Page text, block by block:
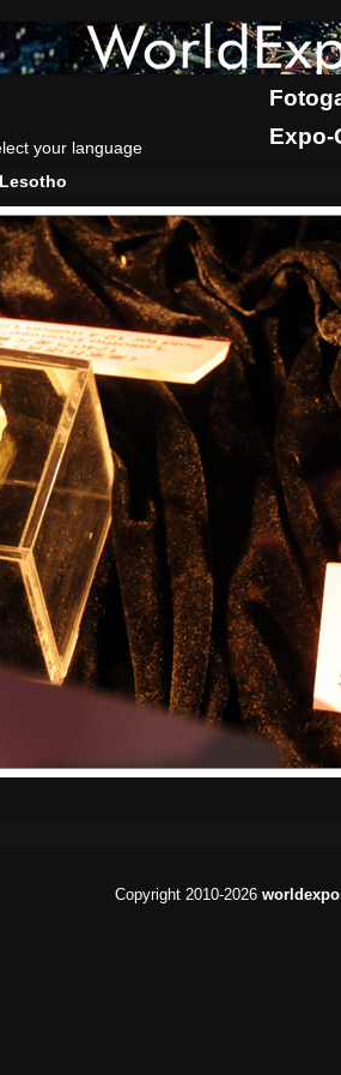
your language Expo-
Lesotho
Copyright 2010-2026